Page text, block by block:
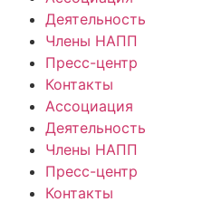
Деятельность
Члены НАПП
Пресс-центр
Контакты
Ассоциация
Деятельность
Члены НАПП
Пресс-центр
Контакты